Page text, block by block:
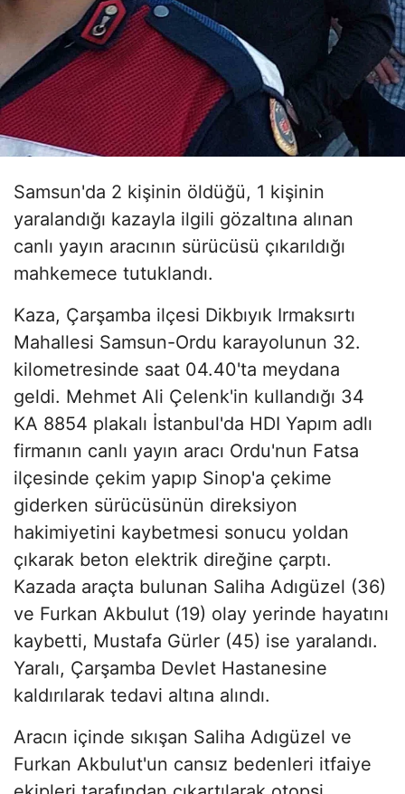
Samsun'da 2 kişinin öldüğü, 1 kişinin
yaralandığı kazayla ilgili gözaltına alınan
canlı yayın aracının sürücüsü çıkarıldığı
mahkemece tutuklandı.
Kaza, Çarşamba ilçesi Dikbıyık Irmaksırtı
Mahallesi Samsun-Ordu karayolunun 32.
kilometresinde saat 04.40'ta meydana
geldi. Mehmet Ali Çelenk'in kullandığı 34
KA 8854 plakalı İstanbul'da HDI Yapım adlı
firmanın canlı yayın aracı Ordu'nun Fatsa
ilçesinde çekim yapıp Sinop'a çekime
giderken sürücüsünün direksiyon
hakimiyetini kaybetmesi sonucu yoldan
çıkarak beton elektrik direğine çarptı.
Kazada araçta bulunan Saliha Adıgüzel (36)
ve Furkan Akbulut (19) olay yerinde hayatını
kaybetti, Mustafa Gürler (45) ise yaralandı.
Yaralı, Çarşamba Devlet Hastanesine
kaldırılarak tedavi altına alındı.
Aracın içinde sıkışan Saliha Adıgüzel ve
Furkan Akbulut'un cansız bedenleri itfaiye